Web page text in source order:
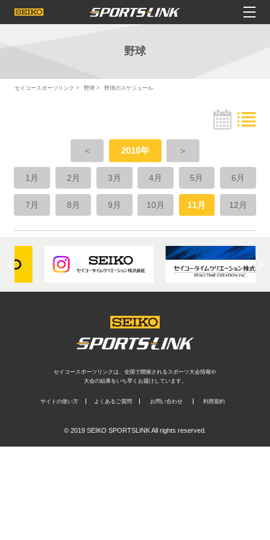
野球
セイコースポーツリンク 野球 野球のスケジュール
＜ 2016年 ＞
1月 2月 3月 4月 5月 6月
7月 8月 9月 10月 11月 12月
セイコースポーツリンクは、全国で開催されるスポーツ大会情報や
大会の結果をいち早くお届けしています。
サイトの使い方 よくあるご質問 お問い合わせ 利用規約
© 2019 SEIKO SPORTSLINK All rights reserved.